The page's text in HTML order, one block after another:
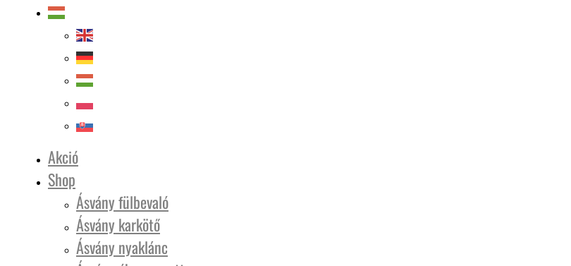
Akció
Shop
Ásvány fülbevaló
Ásvány karkötő
Ásvány nyaklánc